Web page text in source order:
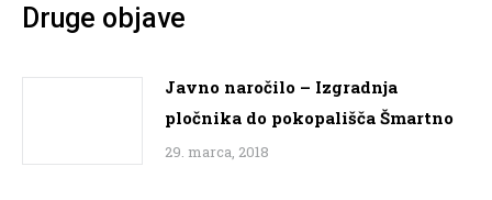
Druge objave
Javno naročilo – Izgradnja
pločnika do pokopališča Šmartno
29. marca, 2018